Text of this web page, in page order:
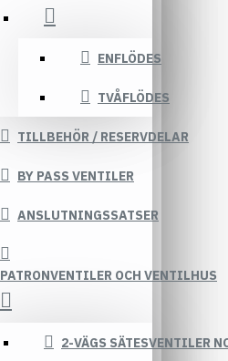
ENFLÖDES
TVÅFLÖDES
TILLBEHÖR / RESERVDELAR
BY PASS VENTILER
ANSLUTNINGSSATSER
PATRONVENTILER OCH VENTILHUS
2-VÄGS SÄTESVENTILER